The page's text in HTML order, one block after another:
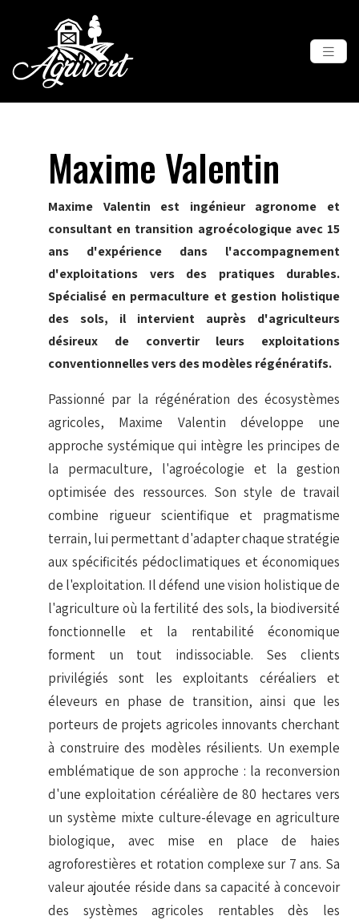
Maxime Valentin
Maxime Valentin est ingénieur agronome et
consultant en transition agroécologique avec 15
ans d'expérience dans l'accompagnement
d'exploitations vers des pratiques durables.
Spécialisé en permaculture et gestion holistique
des sols, il intervient auprès d'agriculteurs
désireux de convertir leurs exploitations
conventionnelles vers des modèles régénératifs.
Passionné par la régénération des écosystèmes
agricoles, Maxime Valentin développe une
approche systémique qui intègre les principes de
la permaculture, l'agroécologie et la gestion
optimisée des ressources. Son style de travail
combine rigueur scientifique et pragmatisme
terrain, lui permettant d'adapter chaque stratégie
aux spécificités pédoclimatiques et économiques
de l'exploitation. Il défend une vision holistique de
l'agriculture où la fertilité des sols, la biodiversité
fonctionnelle et la rentabilité économique
forment un tout indissociable. Ses clients
privilégiés sont les exploitants céréaliers et
éleveurs en phase de transition, ainsi que les
porteurs de projets agricoles innovants cherchant
à construire des modèles résilients. Un exemple
emblématique de son approche : la reconversion
d'une exploitation céréalière de 80 hectares vers
un système mixte culture-élevage en agriculture
biologique, avec mise en place de haies
agroforestières et rotation complexe sur 7 ans. Sa
valeur ajoutée réside dans sa capacité à concevoir
des systèmes agricoles rentables dès les